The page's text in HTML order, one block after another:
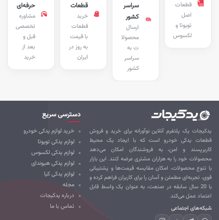
حرفه‌ای
مشاوره
تخصصی
قبل و
بعد از
خرید
قطعات
خرید
قطعات
با قیمت
به روز در
ایران
سراسر
کشور
ارسال
محصولا
ت به
سراسر
کشور
قطعات
تویوتا و
لکسوس
یک پلتفرم آنلاین نوآورانه برای خرید و فروش
یدکی خودرو است که با ایجاد یک محیط
و امن، به فروشندگان امکان می‌دهد
خود را به هزاران مشتری عرضه کنند. این بازار
تنوع محصولات، امکان مقایسه قیمت‌ها و پشتیبانی
تجربه‌ای مطمئن و آسان را برای کاربران فراهم کرده و
با 20 سال سابقه در صنعت، به عنوان یک واسط قابل
عمل می‌کند.
اجتماعی
دسترسی سریع
خرید لوازم یدکی خودرو
لوازم یدکی تویوتا
لوازم یدکی لکسوس
لوازم یدکی هیوندای
لوازم یدکی کیا
مجله
درباره یدکیجات
تماس با ما